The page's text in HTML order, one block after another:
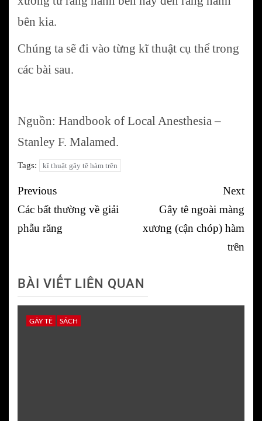
bên kia.
Chúng ta sẽ đi vào từng kĩ thuật cụ thể trong
các bài sau.
Nguồn: Handbook of Local Anesthesia –
Stanley F. Malamed.
Tags: kĩ thuật gây tê hàm trên
Post
navigation
Previous
Các bất thường về giải
phẫu răng
Next
Gây tê ngoài màng
xương (cận chóp) hàm
trên
BÀI VIẾT LIÊN QUAN
GÂY TÊ SÁCH